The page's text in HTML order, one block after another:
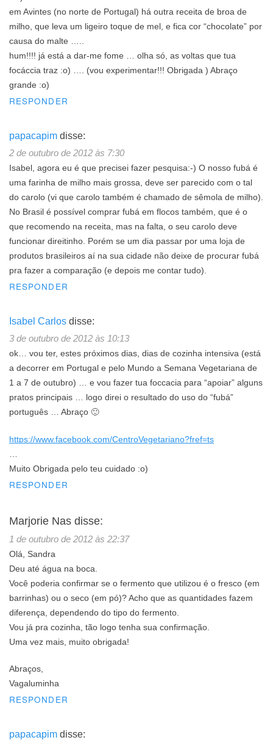
em Avintes (no norte de Portugal) há outra receita de broa de
milho, que leva um ligeiro toque de mel, e fica cor “chocolate” por
causa do malte …..
hum!!!! já está a dar-me fome … olha só, as voltas que tua
focáccia traz :o) …. (vou experimentar!!! Obrigada ) Abraço
grande :o)
RESPONDER
papacapim disse:
2 de outubro de 2012 às 7:30
Isabel, agora eu é que precisei fazer pesquisa:-) O nosso fubá é
uma farinha de milho mais grossa, deve ser parecido com o tal
do carolo (vi que carolo também é chamado de sêmola de milho).
No Brasil é possível comprar fubá em flocos também, que é o
que recomendo na receita, mas na falta, o seu carolo deve
funcionar direitinho. Porém se um dia passar por uma loja de
produtos brasileiros aí na sua cidade não deixe de procurar fubá
pra fazer a comparação (e depois me contar tudo).
RESPONDER
Isabel Carlos disse:
3 de outubro de 2012 às 10:13
ok… vou ter, estes próximos dias, dias de cozinha intensiva (está
a decorrer em Portugal e pelo Mundo a Semana Vegetariana de
1 a 7 de outubro) … e vou fazer tua foccacia para “apoiar” alguns
pratos principais … logo direi o resultado do uso do “fubá”
português … Abraço 🙂
https://www.facebook.com/CentroVegetariano?fref=ts
Muito Obrigada pelo teu cuidado :o)
RESPONDER
Marjorie Nas disse:
1 de outubro de 2012 às 22:37
Olá, Sandra
Deu até água na boca.
Você poderia confirmar se o fermento que utilizou é o fresco (em
barrinhas) ou o seco (em pó)? Acho que as quantidades fazem
diferença, dependendo do tipo do fermento.
Vou já pra cozinha, tão logo tenha sua confirmação.
Uma vez mais, muito obrigada!
Abraços,
Vagaluminha
RESPONDER
papacapim disse: